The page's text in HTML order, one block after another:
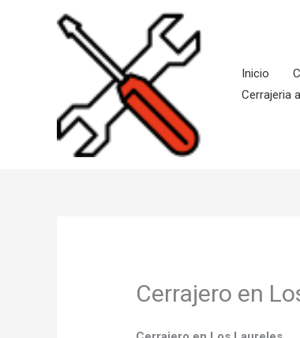
Inicio
Cerrajeria
Cerrajero en